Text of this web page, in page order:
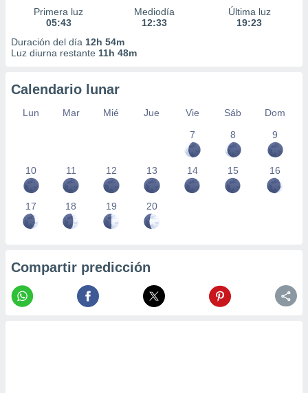
Primera luz
05:43
Mediodía
12:33
Última luz
19:23
Duración del día 12h 54m
Luz diurna restante 11h 48m
Calendario lunar
Lun Mar Mié Jue Vie Sáb
Dom
7
8 9
10 11 12 13 14 15 16
17 18 19 20
Compartir predicción